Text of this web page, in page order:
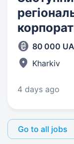
80 000
Kharkiv
4 days ago
Go to all jobs